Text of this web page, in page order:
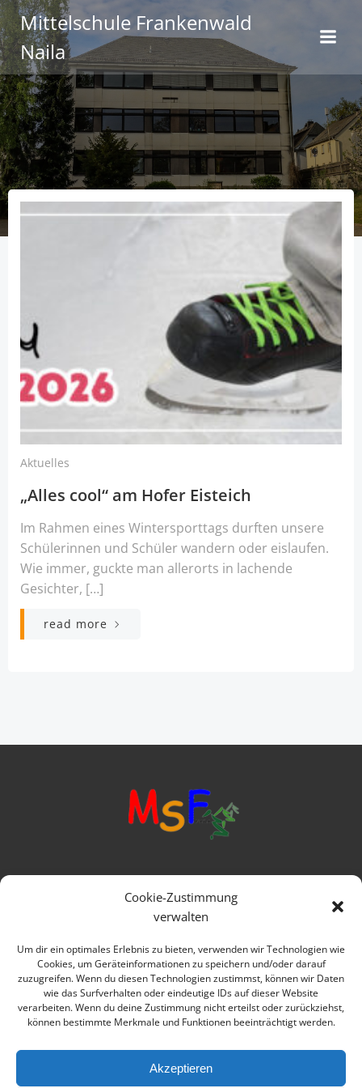
Cookie-Zustimmung
verwalten
Um dir ein optimales Erlebnis zu bieten, verwenden wir Technologien wie
Cookies, um Geräteinformationen zu speichern und/oder darauf
zuzugreifen. Wenn du diesen Technologien zustimmst, können wir Daten
wie das Surfverhalten oder eindeutige IDs auf dieser Website
verarbeiten. Wenn du deine Zustimmung nicht erteilst oder zurückziehst,
können bestimmte Merkmale und Funktionen beeinträchtigt werden.
Akzeptieren
Inhalt
springen
Mittelschule Frankenwald
Naila
Aktuelles
„Alles cool“ am Hofer Eisteich
Im Rahmen eines Wintersporttags durften unsere
Schülerinnen und Schüler wandern oder eislaufen.
Wie immer, guckte man allerorts in lachende
Gesichter, […]
read more
Ringstraße 1
95119 Naila
Telefon: 09282 979080
E-mail: verwaltung@msfrankenwald.de
Impressum Datenschutz